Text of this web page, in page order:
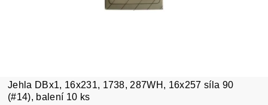
Jehla DBx1, 16x231, 1738, 287WH, 16x257 síla 90
(#14), balení 10 ks